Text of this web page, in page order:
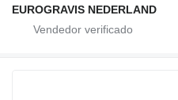
EUROGRAVIS NEDERLAND